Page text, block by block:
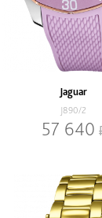
Jaguar
J890/2
57 640